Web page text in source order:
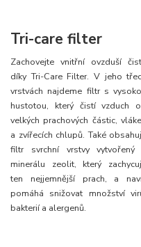
Tri-care filter
Zachovejte vnitřní ovzduší
díky Tri-Care Filter. V jeho
vrstvách najdeme filtr s
hustotou, který čistí vzduch
velkých prachových částic,
a zvířecích chlupů. Také
filtr svrchní vrstvy vytvořený
minerálu zeolit, který
ten nejjemnější prach, a
pomáhá snižovat množství
bakterií a alergenů.